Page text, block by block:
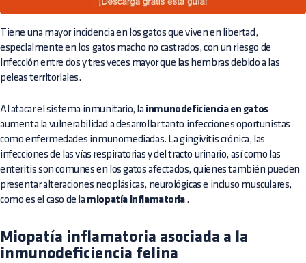
Tiene una mayor incidencia en los gatos que viven en libertad,
especialmente en los gatos macho no castrados, con un riesgo de
infección entre dos y tres veces mayor que las hembras debido a las
peleas territoriales.
Al atacar el sistema inmunitario, la inmunodeficiencia en gatos
aumenta la vulnerabilidad a desarrollar tanto infecciones oportunistas
como enfermedades inmunomediadas. La gingivitis crónica, las
infecciones de las vías respiratorias y del tracto urinario, así como las
enteritis son comunes en los gatos afectados, quienes también pueden
presentar alteraciones neoplásicas, neurológicas e incluso musculares,
como es el caso de la miopatía inflamatoria.
Miopatía inflamatoria asociada a la
inmunodeficiencia felina